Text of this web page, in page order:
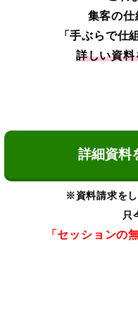
集客の仕
「手ぶらで仕
詳しい資
詳細資料
※資料請求を
只
「セッションの